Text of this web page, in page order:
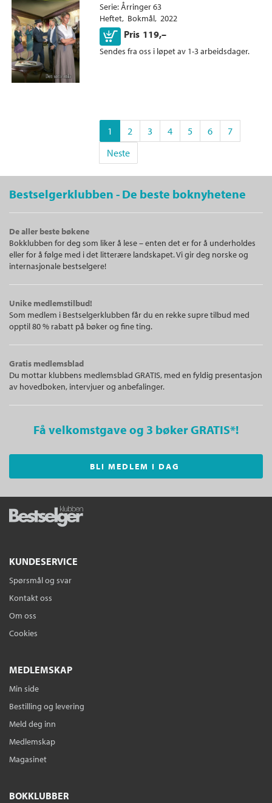
Serie Årringer 63
Heftet Bokmål 2022
Pris 119,–
Kjøp
Sendes fra oss i løpet av 1-3 arbeidsdager.
1 2 3 4 5 6
7
Neste
Bestselgerklubben - De beste boknyhetene
De aller beste bøkene
Bokklubben for deg som liker å lese – enten det er for å underholdes
eller for å følge med i det litterære landskapet. Vi gir deg norske og
internasjonale bestselgere!
Unike medlemstilbud!
Som medlem i Bestselgerklubben får du en rekke supre tilbud med
opptil 80 % rabatt på bøker og fine ting.
Gratis medlemsblad
Du mottar klubbens medlemsblad GRATIS, med en fyldig presentasjon
av hovedboken, intervjuer og anbefalinger.
Få velkomstgave og 3 bøker GRATIS*!
BLI MEDLEM I DAG
KUNDESERVICE
Spørsmål og svar
Kontakt oss
Om oss
Cookies
MEDLEMSKAP
Min side
Bestilling og levering
Meld deg inn
Medlemskap
Magasinet
BOKKLUBBER